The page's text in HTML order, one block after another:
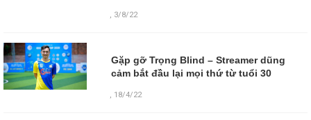
, 3/8/22
Gặp gỡ Trọng Blind – Streamer dũng
cảm bắt đầu lại mọi thứ từ tuổi 30
, 18/4/22